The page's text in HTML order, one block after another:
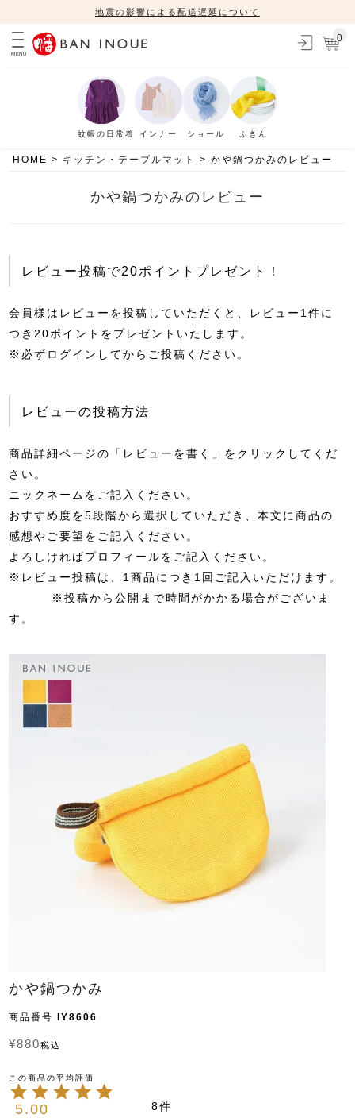
地震の影響による配送遅延について
MENU
0
蚊帳の日常着 インナー ショール ふきん
HOME キッチン・テーブルマット かや鍋つかみのレビュー
かや鍋つかみのレビュー
レビュー投稿で20ポイントプレゼント！
会員様はレビューを投稿していただくと、レビュー1件に
つき20ポイントをプレゼントいたします。
※必ずログインしてからご投稿ください。
レビューの投稿方法
商品詳細ページの「レビューを書く」をクリックしてくだ
さい。
ニックネームをご記入ください。
おすすめ度を5段階から選択していただき、本文に商品の
感想やご要望をご記入ください。
よろしければプロフィールをご記入ください。
※レビュー投稿は、1商品につき1回ご記入いただけます。
※投稿から公開まで時間がかかる場合がございま
す。
かや鍋つかみ
商品番号 IY8606
¥880税込
5.00 8